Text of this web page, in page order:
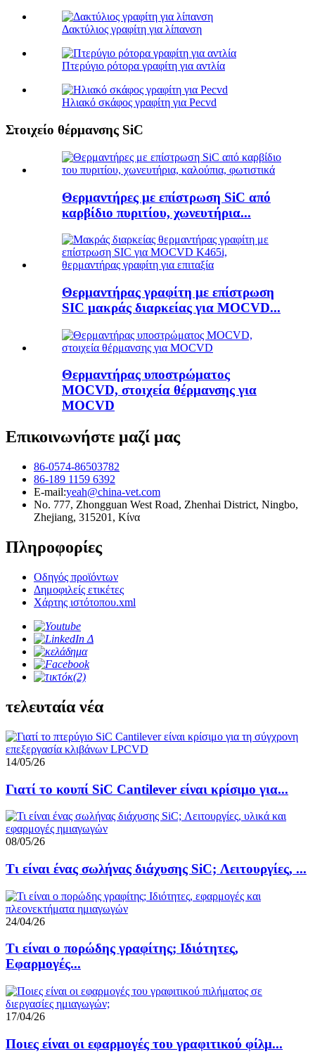
Δακτύλιος γραφίτη για λίπανση
Πτερύγιο ρότορα γραφίτη για αντλία
Ηλιακό σκάφος γραφίτη για Pecvd
Στοιχείο θέρμανσης SiC
Θερμαντήρες με επίστρωση SiC από
καρβίδιο πυριτίου, χωνευτήρια...
Θερμαντήρας γραφίτη με επίστρωση
SIC μακράς διαρκείας για MOCVD...
Θερμαντήρας υποστρώματος
MOCVD, στοιχεία θέρμανσης για
MOCVD
Επικοινωνήστε μαζί μας
86-0574-86503782
86-189 1159 6392
E-mail:yeah@china-vet.com
No. 777, Zhongguan West Road, Zhenhai District, Ningbo,
Zhejiang, 315201, Κίνα
Πληροφορίες
Οδηγός προϊόντων
Δημοφιλείς ετικέτες
Χάρτης ιστότοπου.xml
τελευταία νέα
14/05/26
Γιατί το κουπί SiC Cantilever είναι κρίσιμο για...
08/05/26
Τι είναι ένας σωλήνας διάχυσης SiC; Λειτουργίες, ...
24/04/26
Τι είναι ο πορώδης γραφίτης; Ιδιότητες,
Εφαρμογές...
17/04/26
Ποιες είναι οι εφαρμογές του γραφιτικού φίλμ...